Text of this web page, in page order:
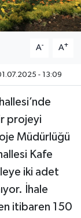
A- A+
- 13:09
projeyi
Müdürlüğü
Kafe
iki adet
İhale
itibaren 150